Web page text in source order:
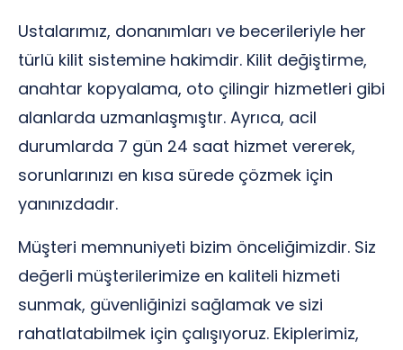
Ustalarımız, donanımları ve becerileriyle her
türlü kilit sistemine hakimdir. Kilit değiştirme,
anahtar kopyalama, oto çilingir hizmetleri gibi
alanlarda uzmanlaşmıştır. Ayrıca, acil
durumlarda 7 gün 24 saat hizmet vererek,
sorunlarınızı en kısa sürede çözmek için
yanınızdadır.
Müşteri memnuniyeti bizim önceliğimizdir. Siz
değerli müşterilerimize en kaliteli hizmeti
sunmak, güvenliğinizi sağlamak ve sizi
rahatlatabilmek için çalışıyoruz. Ekiplerimiz,